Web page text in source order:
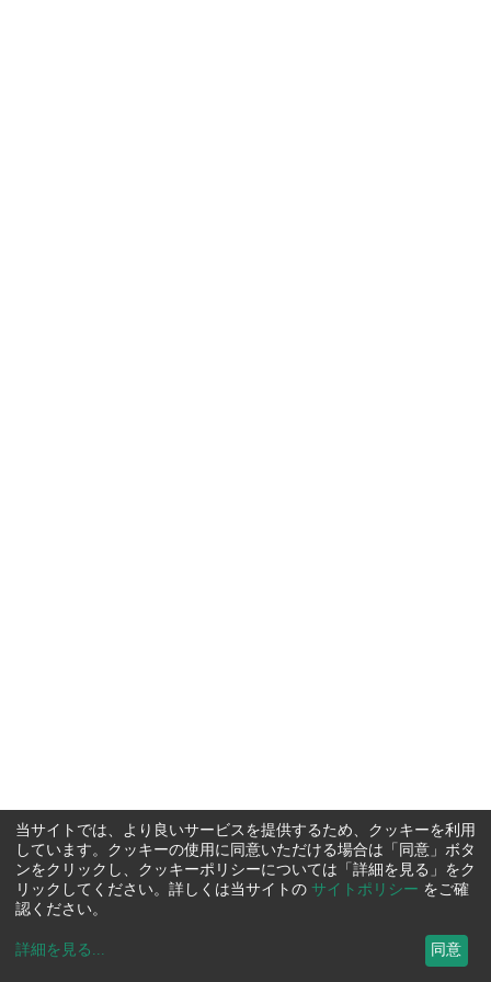
当サイトでは、より良いサービスを提供するため、クッキーを利用
しています。クッキーの使用に同意いただける場合は「同意」ボタ
ンをクリックし、クッキーポリシーについては「詳細を見る」をク
リックしてください。詳しくは当サイトの サイトポリシー をご確
認ください。
詳細を見る ... 同意